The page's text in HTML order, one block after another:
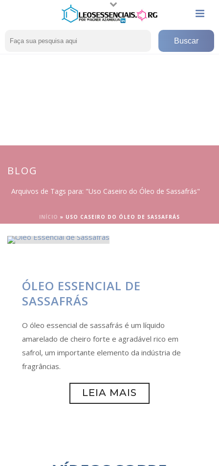
BLOG
Arquivos de Tags para: "Uso Caseiro do Óleo de Sassafrás"
INÍCIO » USO CASEIRO DO ÓLEO DE SASSAFRÁS
ÓLEO ESSENCIAL DE
SASSAFRÁS
O óleo essencial de sassafrás é um líquido
amarelado de cheiro forte e agradável rico em
safrol, um importante elemento da indústria de
fragrâncias.
LEIA MAIS